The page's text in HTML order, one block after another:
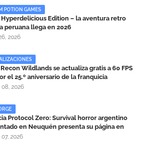
POTION GAMES
Hyperdelicious Edition – la aventura retro
peruana llega en 2026
2026
Wildlands se actualiza gratis a 60 FPS
el 25.º aniversario de la franquicia
2026
Protocol Zero: Survival horror argentino
en Neuquén presenta su página en
2026